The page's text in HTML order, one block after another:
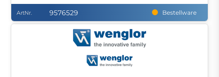
ArtNr. 9576529 Bestellware